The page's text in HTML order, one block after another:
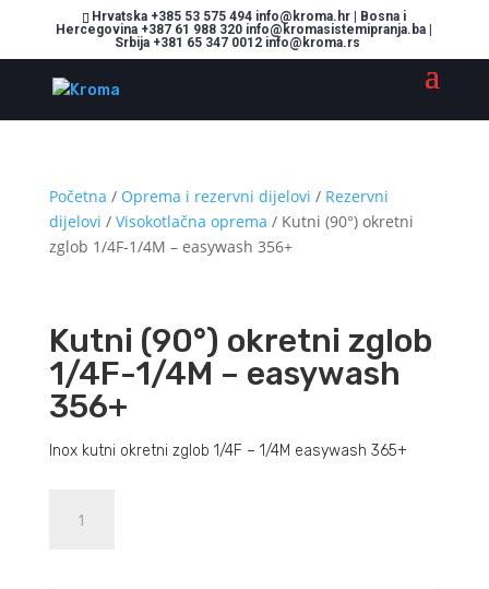
Hrvatska +385 53 575 494 info@kroma.hr | Bosna i
Hercegovina +387 61 988 320 info@kromasistemipranja.ba |
Srbija +381 65 347 0012 info@kroma.rs
Početna / Oprema i rezervni dijelovi / Rezervni
dijelovi / Visokotlačna oprema / Kutni (90°) okretni
zglob 1/4F-1/4M – easywash 356+
Kutni (90°) okretni zglob
1/4F-1/4M – easywash
356+
Inox kutni okretni zglob 1/4F – 1/4M easywash 365+